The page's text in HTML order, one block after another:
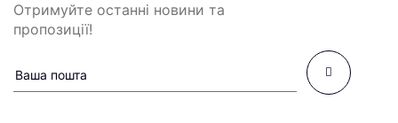
Отримуйте останні новини та
пропозиції!